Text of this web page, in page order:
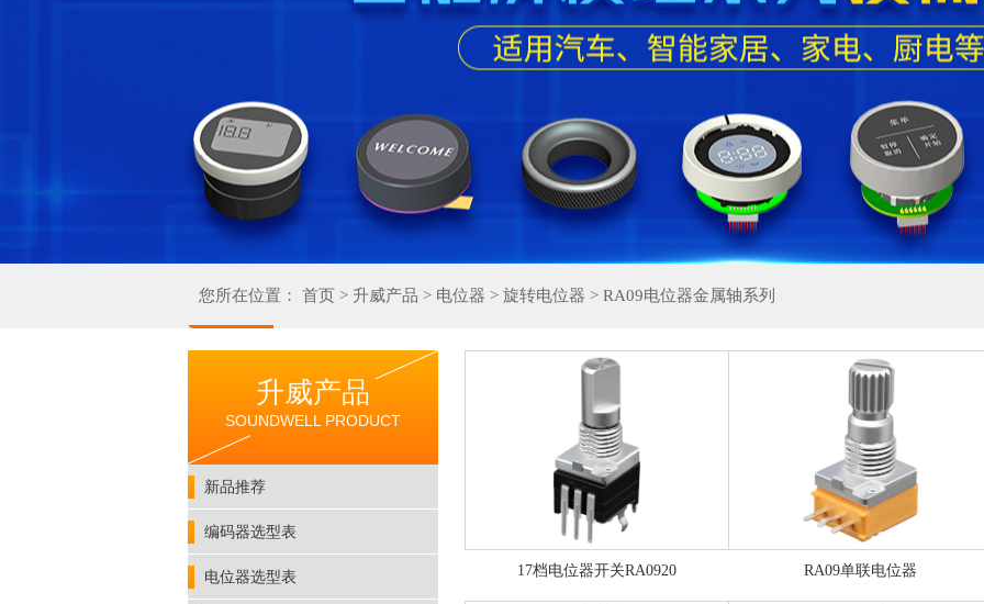
您所在位置： 首页 > 升威产品 > 电位器 > 旋转电位器 > RA09电位器金属轴系列
升威产品
SOUNDWELL PRODUCT
新品推荐
编码器选型表
电位器选型表 17档电位器开关RA0920 RA09单联电位器